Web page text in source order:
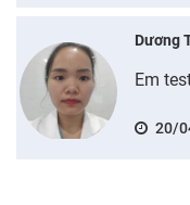
Dương
Em
20/